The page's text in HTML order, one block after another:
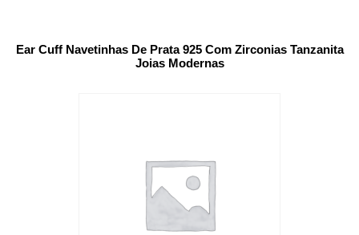
Ear Cuff Navetinhas De Prata 925 Com Zirconias Tanzanita
Joias Modernas